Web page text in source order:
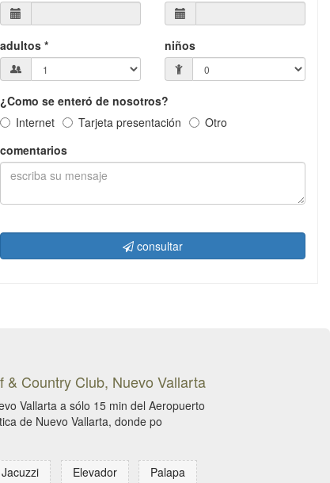
adultos * niños
¿Como se enteró de nosotros?
Internet
Tarjeta presentación
Otro
comentarios
consultar
Country Club, Nuevo Vallarta
Vallarta a sólo 15 min del Aeropuerto
de Nuevo Vallarta, donde po
Jacuzzi Elevador Palapa